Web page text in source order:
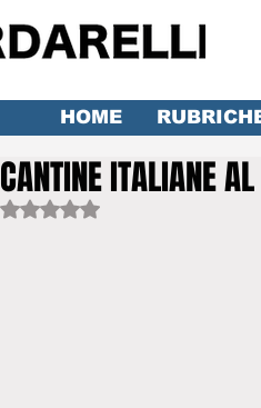
HOME
CANTINE ITALIANE
Valutazione NaN stelle su 5.